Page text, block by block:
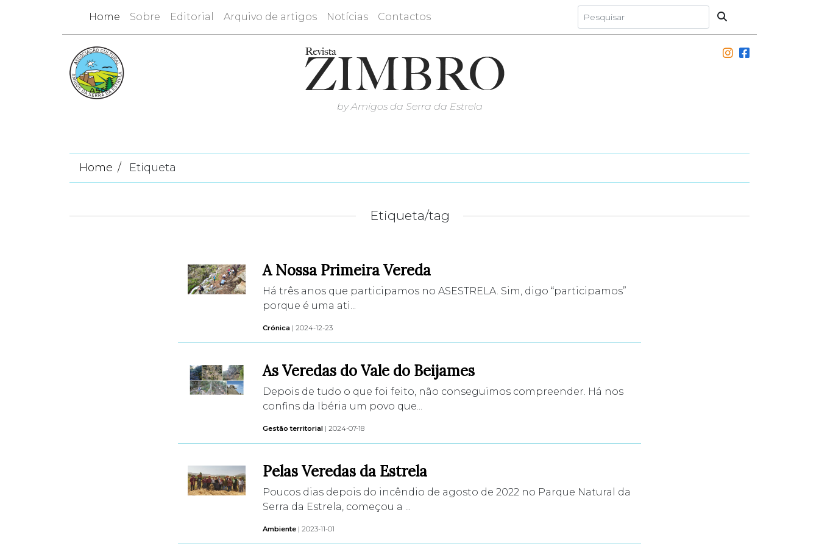
Home Sobre Editorial Arquivo de artigos Notícias Contactos
by Amigos da Serra da Estrela
Home Etiqueta
Etiqueta/tag
A Nossa Primeira Vereda
Há três anos que participamos no ASESTRELA. Sim, digo “participamos”
porque é uma ati...
Crónica| 2024-12-23
As Veredas do Vale do Beijames
Depois de tudo o que foi feito, não conseguimos compreender. Há nos
confins da Ibéria um povo que...
Gestão territorial| 2024-07-18
Pelas Veredas da Estrela
Poucos dias depois do incêndio de agosto de 2022 no Parque Natural da
Serra da Estrela, começou a ...
Ambiente| 2023-11-01